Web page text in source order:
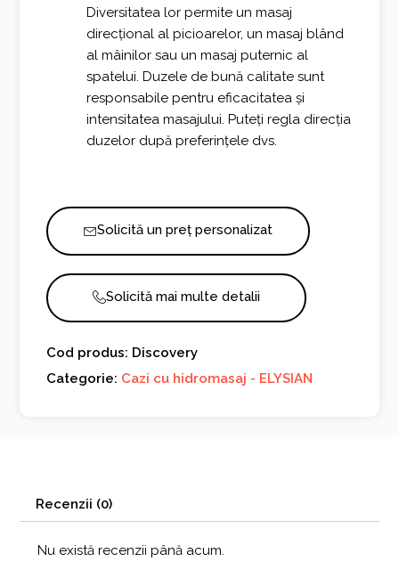
Diversitatea lor permite un masaj
direcțional al picioarelor, un masaj blând
al mâinilor sau un masaj puternic al
spatelui. Duzele de bună calitate sunt
responsabile pentru eficacitatea și
intensitatea masajului. Puteți regla direcția
duzelor după preferințele dvs.
Solicită un preț personalizat
Solicită mai multe detalii
Cod produs: Discovery
Categorie: Cazi cu hidromasaj - ELYSIAN
Recenzii (0)
Nu există recenzii până acum.